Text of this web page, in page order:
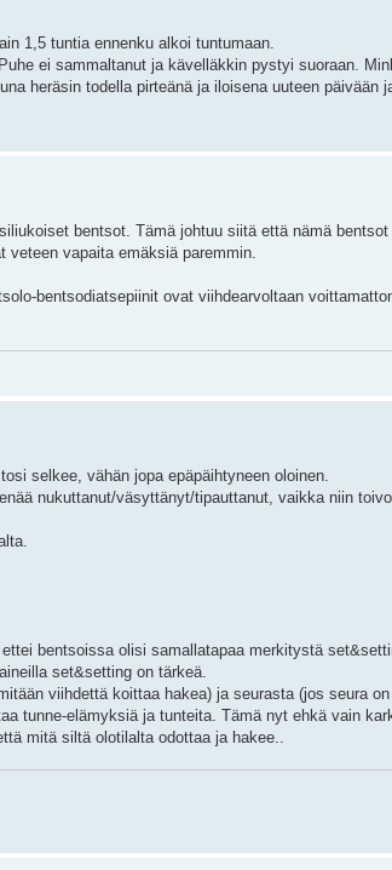
1,5 tuntia ennenku alkoi tuntumaan.
ei sammaltanut ja kävelläkkin pystyi suoraan.
heräsin todella pirteänä ja iloisena uuteen päivään
bentsot. Tämä johtuu siitä että nämä
vapaita emäksiä paremmin.
bentsodiatsepiinit ovat viihdearvoltaan
selkee, vähän jopa epäpäihtyneen oloinen.
nukuttanut/väsyttänyt/tipauttanut, vaikka niin
bentsoissa olisi samallatapaa merkitystä
set&setting on tärkeä.
viihdettä koittaa hakea) ja seurasta (jos seura
tunne-elämyksiä ja tunteita. Tämä nyt ehkä vain
mitä siltä olotilalta odottaa ja hakee..